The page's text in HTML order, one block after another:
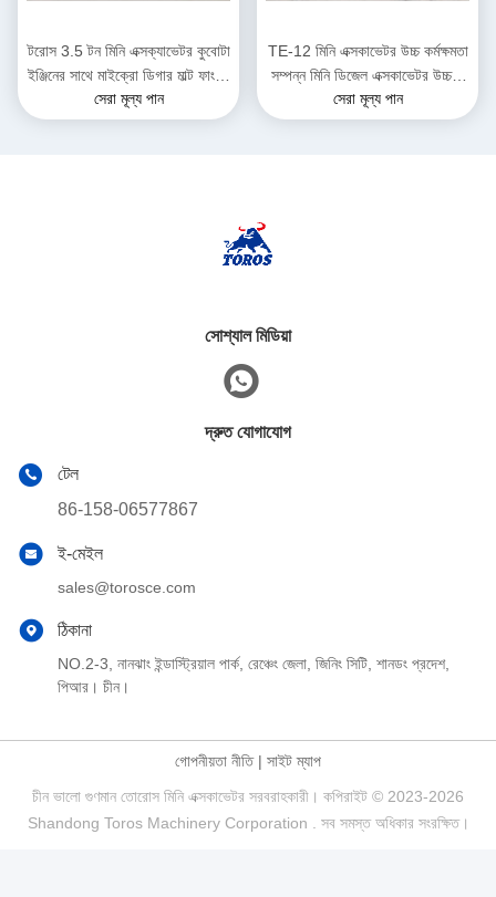
টরোস 3.5 টন মিনি এক্সক্যাভেটর কুবোটা
ইঞ্জিনের সাথে মাইক্রো ডিগার মাল্ট ফাংশন
ব্যাগার
সেরা মূল্য পান
TE-12 মিনি এক্সকাভেটর উচ্চ কর্মক্ষমতা
সম্পন্ন মিনি ডিজেল এক্সকাভেটর উচ্চতা
2285 মিমি পৌরসভা কাজের জন্য
সেরা মূল্য পান
সোশ্যাল মিডিয়া
দ্রুত যোগাযোগ
টেল
86-158-06577867
ই-মেইল
sales@torosce.com
ঠিকানা
NO.2-3, নানঝাং ইন্ডাস্ট্রিয়াল পার্ক, রেঞ্চেং জেলা, জিনিং সিটি, শানডং প্রদেশ,
পিআর। চীন।
গোপনীয়তা নীতি| সাইট ম্যাপ
চীন ভালো গুণমান তোরোস মিনি এক্সকাভেটর সরবরাহকারী। কপিরাইট © 2023-2026
Shandong Toros Machinery Corporation . সব সমস্ত অধিকার সংরক্ষিত।